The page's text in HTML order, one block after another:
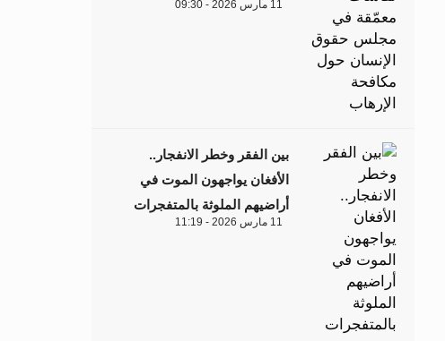
11 مارس 2026 - 09:30
بين الفقر وخطر الانفجار..
الأفغان يواجهون الموت في
أراضيهم الملوثة بالمتفجرات
11 مارس 2026 - 11:19